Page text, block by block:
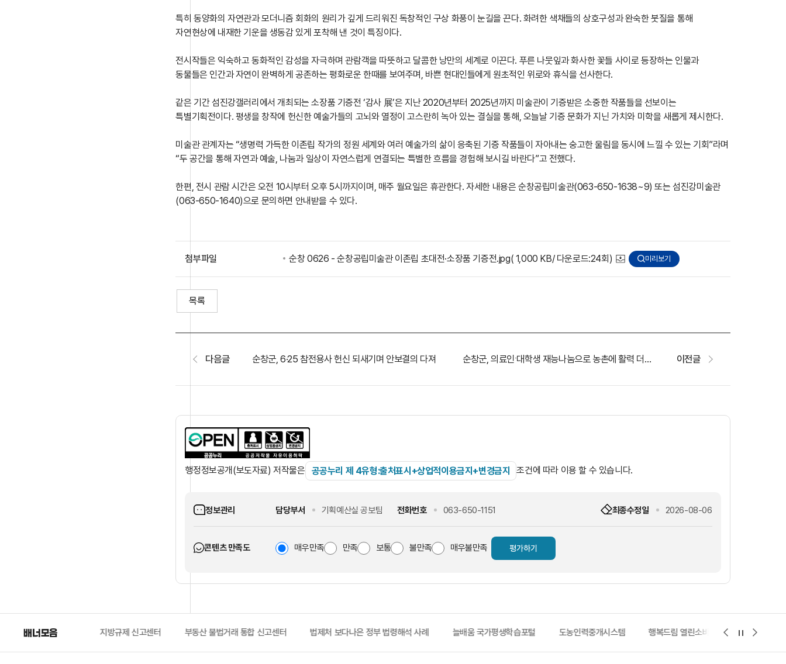
특히 동양화의 자연관과 모더니즘 회화의 원리가 깊게 드리워진 독창적인 구상 화풍이 눈길을 끈다. 화려한 색채들의 상호구성과 완숙한 붓질을 통해
자연현상에 내재한 기운을 생동감 있게 포착해 낸 것이 특징이다.
전시작들은 익숙하고 동화적인 감성을 자극하며 관람객을 따뜻하고 달콤한 낭만의 세계로 이끈다. 푸른 나뭇잎과 화사한 꽃들 사이로 등장하는 인물과
동물들은 인간과 자연이 완벽하게 공존하는 평화로운 한때를 보여주며, 바쁜 현대인들에게 원초적인 위로와 휴식을 선사한다.
같은 기간 섬진강갤러리에서 개최되는 소장품 기증전 ‘감사 展’은 지난 2020년부터 2025년까지 미술관이 기증받은 소중한 작품들을 선보이는
특별기획전이다. 평생을 창작에 헌신한 예술가들의 고뇌와 열정이 고스란히 녹아 있는 결실을 통해, 오늘날 기증 문화가 지닌 가치와 미학을 새롭게 제시한다.
미술관 관계자는 “생명력 가득한 이존립 작가의 정원 세계와 여러 예술가의 삶이 응축된 기증 작품들이 자아내는 숭고한 울림을 동시에 느낄 수 있는 기회”라며
“두 공간을 통해 자연과 예술, 나눔과 일상이 자연스럽게 연결되는 특별한 흐름을 경험해 보시길 바란다”고 전했다.
한편, 전시 관람 시간은 오전 10시부터 오후 5시까지이며, 매주 월요일은 휴관한다. 자세한 내용은 순창공립미술관(063-650-1638~9) 또는 섬진강미술관
(063-650-1640)으로 문의하면 안내받을 수 있다.
첨부파일 순창 0626 - 순창공립미술관 이존립 초대전·소장품 기증전.jpg( 1,000 KB/ 다운로드:24회) 미리보기
목록
다음글 순창군, 6·25 참전용사 헌신 되새기며 안보결의 다져 순창군, 의료인ˑ대학생 재능나눔으로 농촌에 활력 더하다. 이전글
행정정보공개(보도자료) 저작물은 공공누리 제 4유형:출처표시+상업적이용금지+변경금지 조건에 따라 이용 할 수 있습니다.
정보관리 담당부서 기획예산실 공보팀 전화번호 063-650-1151 최종수정일 2026-08-06
콘텐츠 만족도 매우만족 만족 보통 불만족 매우불만족 평가하기
배너모음
지방규제 신고센터 부동산 불법거래 통합 신고센터 법제처 보다나은 정부 법령해석 사례 늘배움 국가평생학습포털 도농인력중개시스템 행복드림 열린소비자포털 지적측량 바로처리콜센터